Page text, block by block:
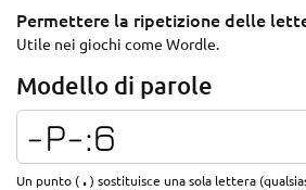
Permettere la ripetizione delle
Utile nei giochi come Wordle.
Modello di parole
Un punto (.) sostituisce una sola lettera